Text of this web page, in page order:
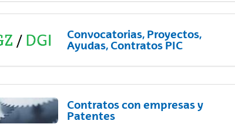
Convocatorias, Proyectos,
Ayudas, Contratos PIC
Contratos con empresas y
Patentes